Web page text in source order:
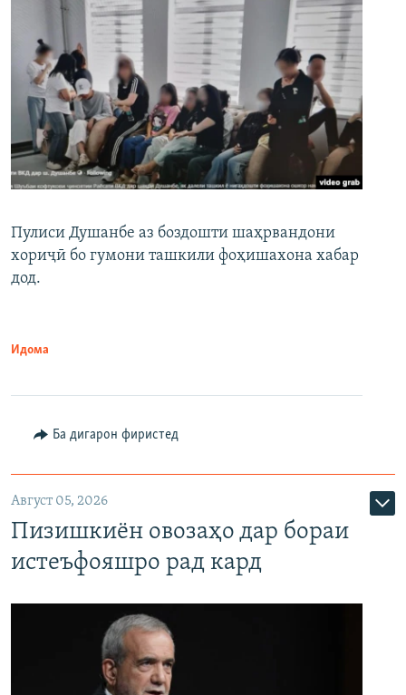
Пулиси Душанбе аз боздошти шаҳрвандони
хориҷӣ бо гумони ташкили фоҳишахона хабар
дод.
Идома
Ба дигарон фиристед
Август 05, 2026
Пизишкиён овозаҳо дар бораи
истеъфояшро рад кард